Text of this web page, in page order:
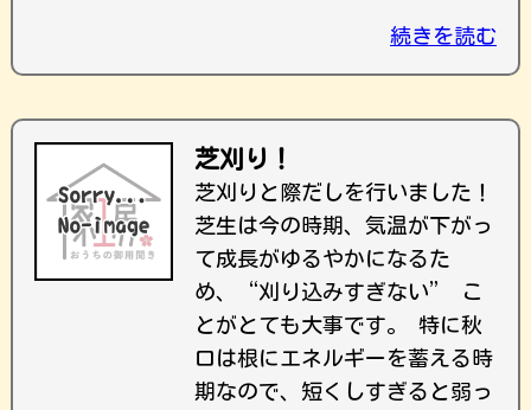
続きを読む
芝刈り！
芝刈りと際だしを行いました！
芝生は今の時期、気温が下がっ
て成長がゆるやかになるた
め、“刈り込みすぎない” こ
とがとても大事です。 特に秋
口は根にエネルギーを蓄える時
期なので、短くしすぎると弱っ